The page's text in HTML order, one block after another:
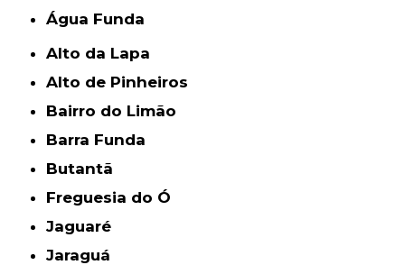
Água Funda
Alto da Lapa
Alto de Pinheiros
Bairro do Limão
Barra Funda
Butantã
Freguesia do Ó
Jaguaré
Jaraguá